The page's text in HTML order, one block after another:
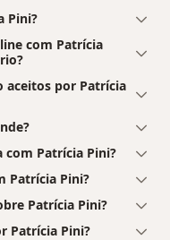
Pini?
com Patrícia
aceitos por Patrícia
com Patrícia Pini?
Patrícia Pini?
Patrícia Pini?
Patrícia Pini?